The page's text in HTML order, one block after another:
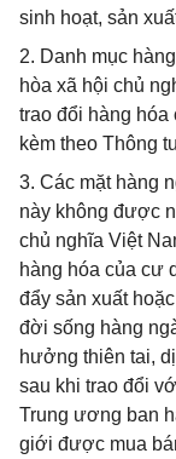
sinh hoạt, sản
2. Danh mục
hòa xã hội chủ
trao đổi hàng
kèm theo Thông
3. Các mặt hàng
này không được
chủ nghĩa Việt
hàng hóa của cư
đẩy sản xuất
đời sống hàng
hưởng thiên tai,
sau khi trao đổi
Trung ương ban
giới được mua